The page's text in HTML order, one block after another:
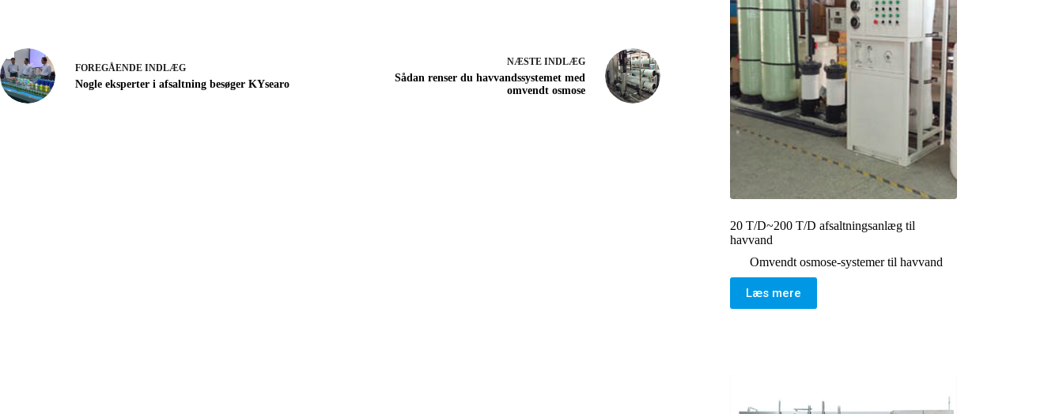
FOREGÅENDE INDLÆG
Nogle eksperter i afsaltning besøger KYsearo
NÆSTE INDLÆG
Sådan renser du havvandssystemet med
omvendt osmose
20 T/D~200 T/D afsaltningsanlæg til
havvand
Omvendt osmose-systemer til havvand
Læs mere